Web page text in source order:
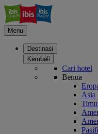
Menu
Destinasi
Kembali
Cari hotel
Benua
Asia